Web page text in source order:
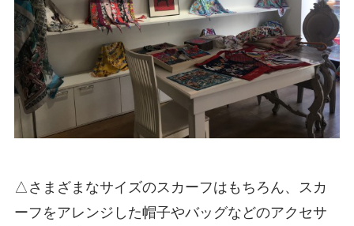
△さまざまなサイズのスカーフはもちろん、スカ
ーフをアレンジした帽子やバッグなどのアクセサ